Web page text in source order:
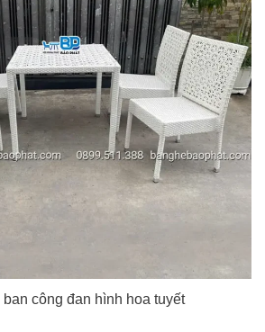
ban công đan hình hoa tuyết